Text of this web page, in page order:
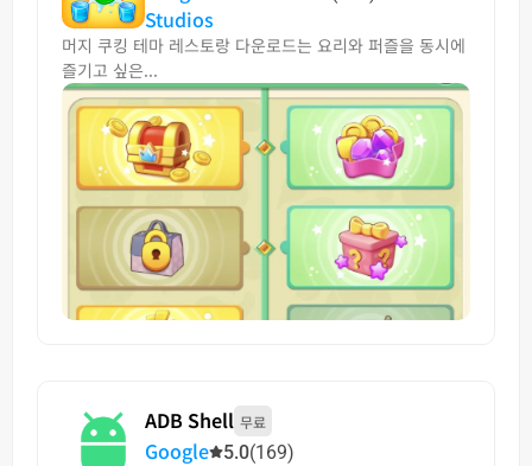
Studios
머지 쿠킹 테마 레스토랑 다운로드는 요리와 퍼즐을 동시에
즐기고 싶은...
ADB Shell 무료
Google 5.0(169)